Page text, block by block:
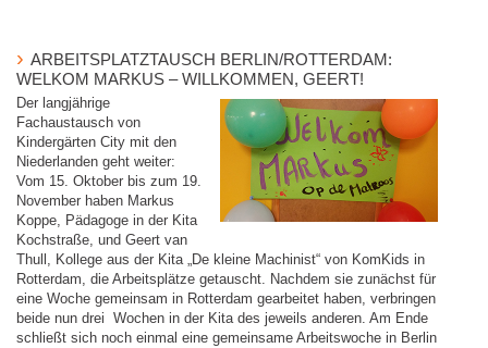
ARBEITSPLATZTAUSCH BERLIN/ROTTERDAM:
WELKOM MARKUS – WILLKOMMEN, GEERT!
Der langjährige
Fachaustausch von
Kindergärten City mit den
Niederlanden geht weiter:
Vom 15. Oktober bis zum 19.
November haben Markus
Koppe, Pädagoge in der Kita
Kochstraße, und Geert van
Thull, Kollege aus der Kita „De kleine Machinist“ von KomKids in
Rotterdam, die Arbeitsplätze getauscht. Nachdem sie zunächst für
eine Woche gemeinsam in Rotterdam gearbeitet haben, verbringen
beide nun drei Wochen in der Kita des jeweils anderen. Am Ende
schließt sich noch einmal eine gemeinsame Arbeitswoche in Berlin